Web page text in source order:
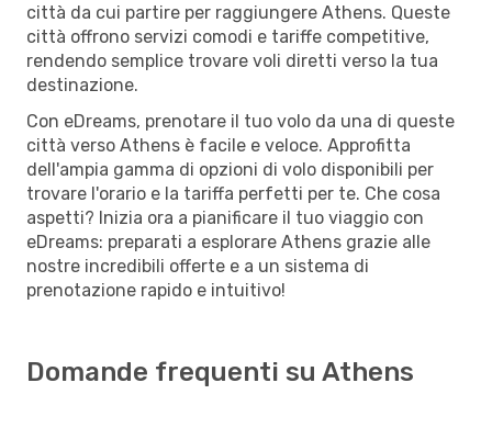
città da cui partire per raggiungere Athens. Queste
città offrono servizi comodi e tariffe competitive,
rendendo semplice trovare voli diretti verso la tua
destinazione.
Con eDreams, prenotare il tuo volo da una di queste
città verso Athens è facile e veloce. Approfitta
dell'ampia gamma di opzioni di volo disponibili per
trovare l'orario e la tariffa perfetti per te. Che cosa
aspetti? Inizia ora a pianificare il tuo viaggio con
eDreams: preparati a esplorare Athens grazie alle
nostre incredibili offerte e a un sistema di
prenotazione rapido e intuitivo!
Domande frequenti su Athens